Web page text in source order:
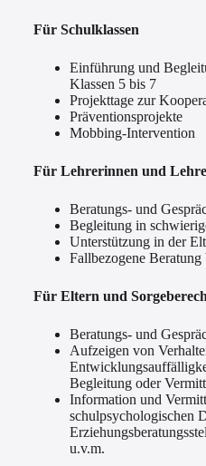
Für Schulklassen
Einführung und
Klassen 5 bis 7
Projekttage zur
Präventionsprojekte
Mobbing-Intervention
Für Lehrerinnen und
Beratungs- und
Begleitung in
Unterstützung in der
Fallbezogene
Für Eltern und
Beratungs- und
Aufzeigen von
Begleitung oder
Information und
schulpsychologischen
u.v.m.